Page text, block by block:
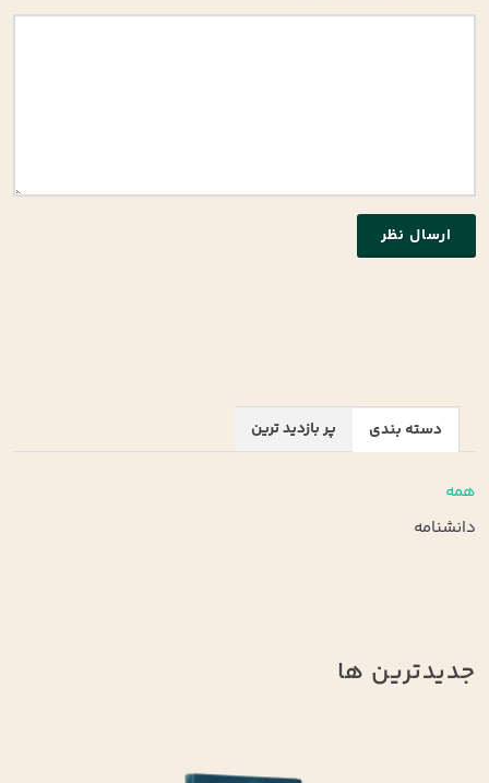
ارسال نظر
دسته بندی پر بازدید ترین
همه
دانشنامه
جدیدترین ها